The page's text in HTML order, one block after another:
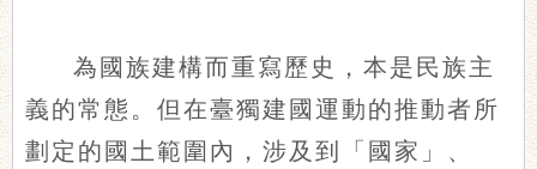
為國族建構而重寫歷史，本是民族主
義的常態。但在臺獨建國運動的推動者所
劃定的國土範圍內，涉及到「國家」、